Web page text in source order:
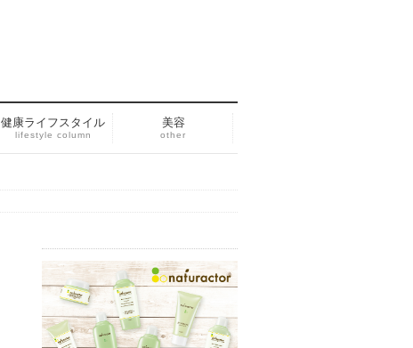
健康ライフスタイル
lifestyle column
美容
other